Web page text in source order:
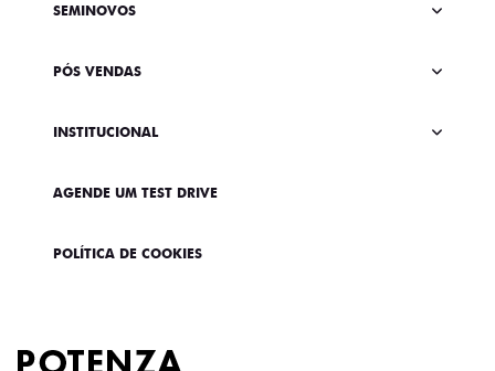
SEMINOVOS
PÓS VENDAS
INSTITUCIONAL
AGENDE UM TEST DRIVE
POLÍTICA DE COOKIES